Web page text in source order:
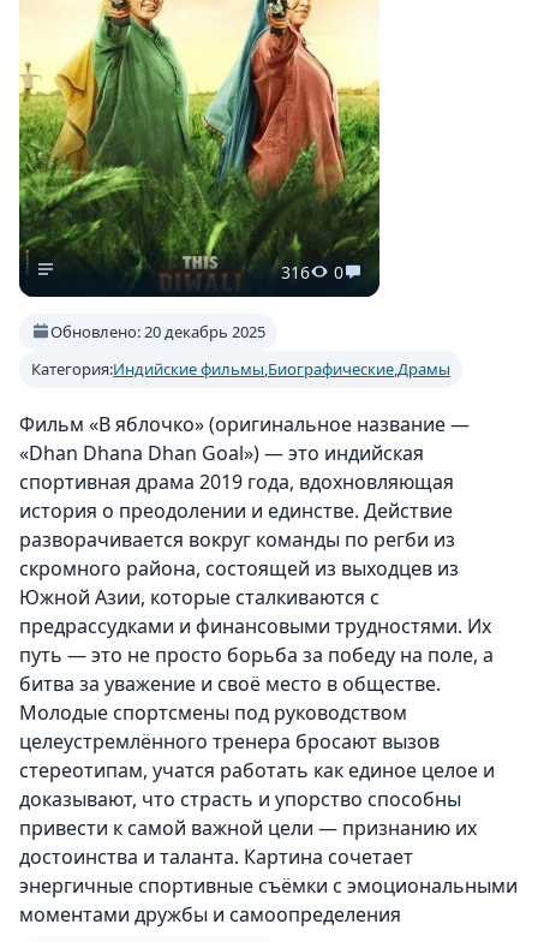
316 0
Обновлено: 20 декабрь 2025
Категория:Индийские фильмы,Биографические,Драмы
Фильм «В яблочко» (оригинальное название —
«Dhan Dhana Dhan Goal») — это индийская
спортивная драма 2019 года, вдохновляющая
история о преодолении и единстве. Действие
разворачивается вокруг команды по регби из
скромного района, состоящей из выходцев из
Южной Азии, которые сталкиваются с
предрассудками и финансовыми трудностями. Их
путь — это не просто борьба за победу на поле, а
битва за уважение и своё место в обществе.
Молодые спортсмены под руководством
целеустремлённого тренера бросают вызов
стереотипам, учатся работать как единое целое и
доказывают, что страсть и упорство способны
привести к самой важной цели — признанию их
достоинства и таланта. Картина сочетает
энергичные спортивные съёмки с эмоциональными
моментами дружбы и самоопределения